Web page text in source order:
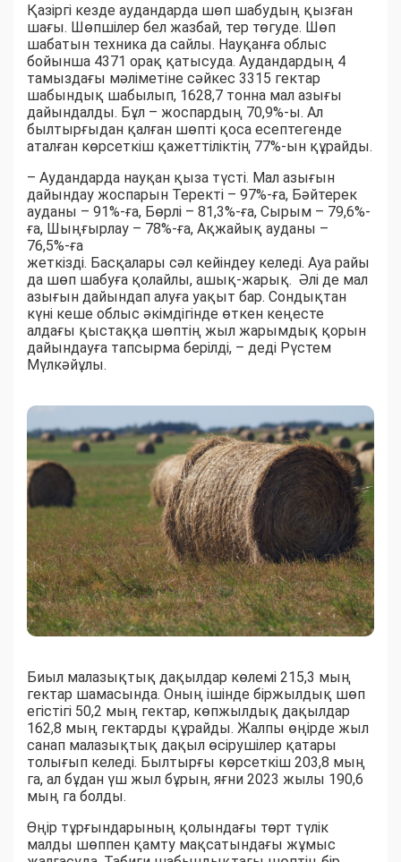
Қазіргі кезде аудандарда шөп шабудың қызған
шағы. Шөпшілер бел жазбай, тер төгуде. Шөп
шабатын техника да сайлы. Науқанға облыс
бойынша 4371 орақ қатысуда. Аудандардың 4
тамыздағы мәліметіне сәйкес 3315 гектар
шабындық шабылып, 1628,7 тонна мал азығы
дайындалды. Бұл – жоспардың 70,9%-ы. Ал
былтырғыдан қалған шөпті қоса есептегенде
аталған көрсеткіш қажеттіліктің 77%-ын құрайды.
– Аудандарда науқан қыза түсті. Мал азығын
дайындау жоспарын Теректі – 97%-ға, Бәйтерек
ауданы – 91%-ға, Бөрлі – 81,3%-ға, Сырым – 79,6%-
ға, Шыңғырлау – 78%-ға, Ақжайық ауданы –
76,5%-ға
жеткізді. Басқалары сәл кейіндеу келеді. Ауа райы
да шөп шабуға қолайлы, ашық-жарық. Әлі де мал
азығын дайындап алуға уақыт бар. Сондықтан
күні кеше облыс әкімдігінде өткен кеңесте
алдағы қыстаққа шөптің жыл жарымдық қорын
дайындауға тапсырма берілді, – деді Рүстем
Мүлкәйұлы.
Биыл малазықтық дақылдар көлемі 215,3 мың
гектар шамасында. Оның ішінде біржылдық шөп
егістігі 50,2 мың гектар, көпжылдық дақылдар
162,8 мың гектарды құрайды. Жалпы өңірде жыл
санап малазықтық дақыл өсірушілер қатары
толығып келеді. Былтырғы көрсеткіш 203,8 мың
га, ал бұдан үш жыл бұрын, яғни 2023 жылы 190,6
мың га болды.
Өңір тұрғындарының қолындағы төрт түлік
малды шөппен қамту мақсатындағы жұмыс